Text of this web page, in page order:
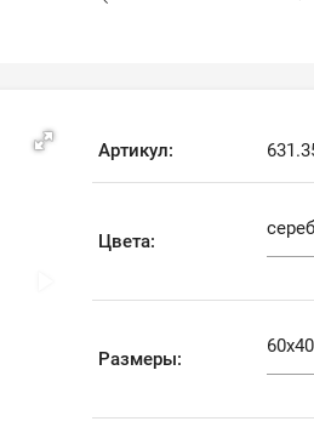
Артикул:
Цвета:
Размеры: